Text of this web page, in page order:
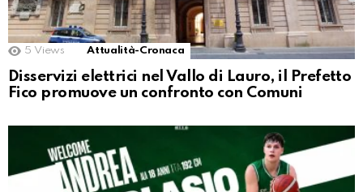
5 Views Attualità-Cronaca
Disservizi elettrici nel Vallo di Lauro, il Prefetto
Fico promuove un confronto con Comuni